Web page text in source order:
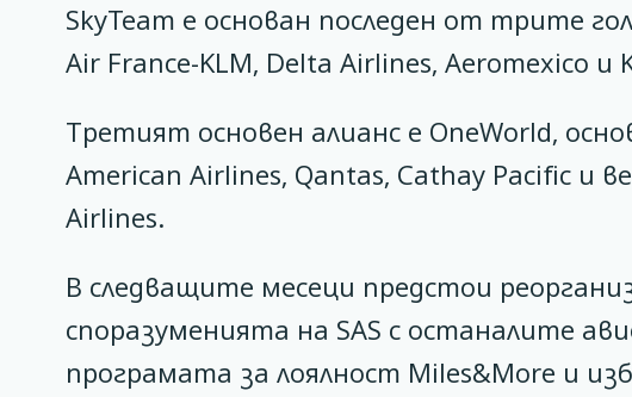
SkyTeam е основан последен от трите
Air France-KLM, Delta Airlines, Aeromexico и
Третият основен алианс е OneWorld,
American Airlines, Qantas, Cathay Pacific и
Airlines.
В следващите месеци предстои
споразуменията на SAS с останалите
програмата за лоялност Miles&More и